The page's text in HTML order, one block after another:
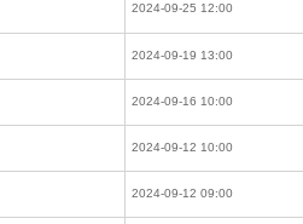
2024-09-25 12:00
2024-09-19 13:00
2024-09-16 10:00
2024-09-12 10:00
2024-09-12 09:00